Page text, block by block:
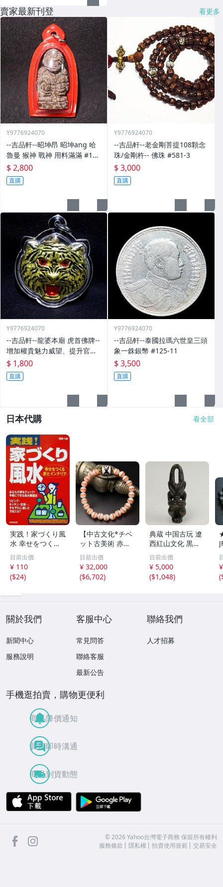
賣家最新刊登 看更多
Y9776924070
--吉品軒--昭坤昂 昭坤ang 哈
魯曼 猴神 戰神 用料滿滿 #129
-32
$ 2,800
直購
Y9776924070
--吉品軒--老金剛菩提108顆念
珠/金剛杵-- 佛珠 #581-3
$ 3,000
直購
Y9776924070
--吉品軒--龍婆本廟 虎首佛牌--
增加權貴魅力威望、提升官運
事業、擋災避邪 #540
$ 1,800
直購
Y9776924070
--吉品軒--泰國拉瑪六世皇三頭
象一銖銀幣 #125-11
$ 3,500
直購
日本代購 看全部
実践！家づくり風
水 幸せをつくる
家とインテリア/
浅野八郎(著者)
目前出價
¥ 110
($24)
【中古文化*チベ
ット古美術 赤縞
天眼瑪瑙丸珠 天
地天珠組み合わせ
ブレスレット 縞
瑪瑙 古玩 アンテ
目前出價
¥ 32,000
($6,702)
典蔵 中国古玩 遼
西紅山文化 黒曜
石 黒皮玉 太陽神
祈祷像 唐物 骨董
品 古美術 古玉 彫
刻 時代物 魔除け
目前出價
¥ 5,000
($1,048)
(
關於我們
新聞中心
服務說明
客服中心
常見問答
聯絡客服
最新公告
聯絡我們
人才招募
手機逛拍賣，購物更便利
商品降價通知
買賣即時溝通
商品到貨動態
APP Store
facebook ©2026 Yahoo台灣電子商務 保留所有權利
服務條款
隱私權 拍賣使用規範 交易安全